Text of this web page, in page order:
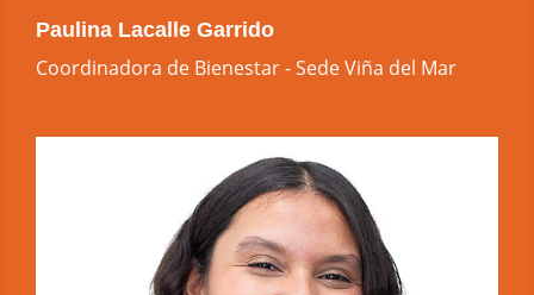
Paulina Lacalle Garrido
Coordinadora de Bienestar - Sede Viña del Mar